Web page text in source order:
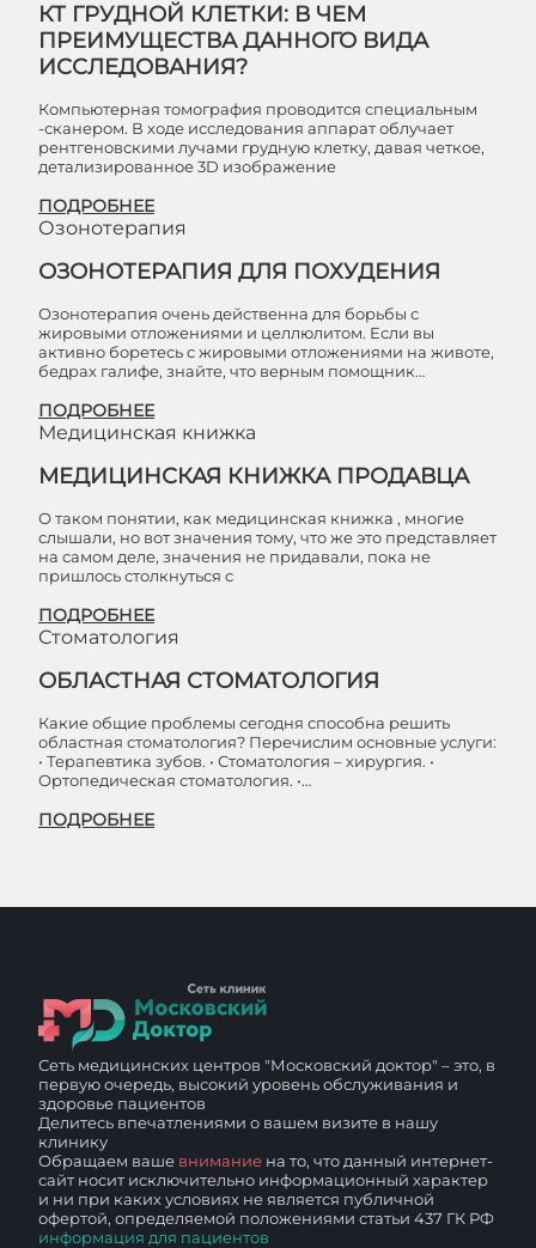
КТ ГРУДНОЙ КЛЕТКИ: В ЧЕМ
ПРЕИМУЩЕСТВА ДАННОГО ВИДА
ИССЛЕДОВАНИЯ?
Компьютерная томография проводится специальным
-сканером. В ходе исследования аппарат облучает
рентгеновскими лучами грудную клетку, давая четкое,
детализированное 3D изображение
ПОДРОБНЕЕ
Озонотерапия
ОЗОНОТЕРАПИЯ ДЛЯ ПОХУДЕНИЯ
Озонотерапия очень действенна для борьбы с
жировыми отложениями и целлюлитом. Если вы
активно боретесь с жировыми отложениями на животе,
бедрах галифе, знайте, что верным помощник…
ПОДРОБНЕЕ
Медицинская книжка
МЕДИЦИНСКАЯ КНИЖКА ПРОДАВЦА
О таком понятии, как медицинская книжка , многие
слышали, но вот значения тому, что же это представляет
на самом деле, значения не придавали, пока не
пришлось столкнуться с
ПОДРОБНЕЕ
Стоматология
ОБЛАСТНАЯ СТОМАТОЛОГИЯ
Какие общие проблемы сегодня способна решить
областная стоматология? Перечислим основные услуги:
• Терапевтика зубов. • Стоматология – хирургия. •
Ортопедическая стоматология. •…
ПОДРОБНЕЕ
Сеть медицинских центров "Московский доктор" – это, в
первую очередь, высокий уровень обслуживания и
здоровье пациентов
Делитесь впечатлениями о вашем визите в нашу
клинику
Обращаем ваше внимание на то, что данный интернет-
сайт носит исключительно информационный характер
и ни при каких условиях не является публичной
офертой, определяемой положениями статьи 437 ГК РФ
информация для пациентов